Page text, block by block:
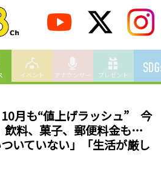
イベント アナウンサー プレゼント
10月も“値上げラッシュ” 今
料、菓子、郵便料金も…
いていない」「生活が厳し